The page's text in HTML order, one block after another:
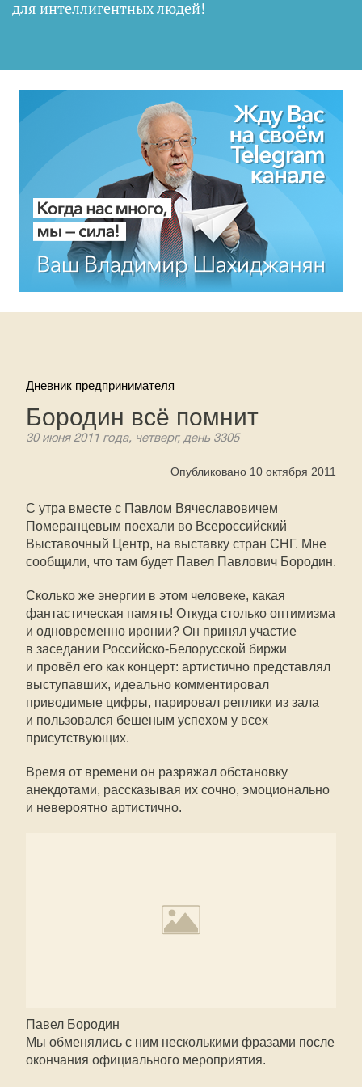
для интеллигентных людей!
Дневник предпринимателя
Бородин всё помнит
30 июня 2011 года, четверг, день 3305
Опубликовано 10 октября 2011
С утра вместе с Павлом Вячеславовичем
Померанцевым поехали во Всероссийский
Выставочный Центр, на выставку стран СНГ. Мне
сообщили, что там будет Павел Павлович Бородин.
Сколько же энергии в этом человеке, какая
фантастическая память! Откуда столько оптимизма
и одновременно иронии? Он принял участие
в заседании Российско-Белорусской биржи
и провёл его как концерт: артистично представлял
выступавших, идеально комментировал
приводимые цифры, парировал реплики из зала
и пользовался бешеным успехом у всех
присутствующих.
Время от времени он разряжал обстановку
анекдотами, рассказывая их сочно, эмоционально
и невероятно артистично.
Павел Бородин
Мы обменялись с ним несколькими фразами после
окончания официального мероприятия.